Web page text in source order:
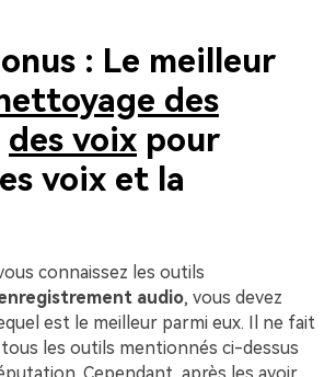
: Le meilleur
des
des voix pour
voix et la
connaissez les outils
audio, vous devez
est le meilleur parmi eux. Il ne fait
les outils mentionnés ci-dessus